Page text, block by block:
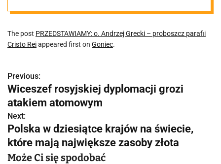
parafii Cristo
Rei
The post PRZEDSTAWIAMY: o. Andrzej Grecki – proboszcz parafii
Cristo Reiappeared first on Goniec.
N
a
w
i
g
Previous:
Wiceszef rosyjskiej dyplomacji grozi
atakiem atomowym
Next:
Polska w dziesiątce krajów na świecie,
które mają największe zasoby złota
Może Ci się spodobać